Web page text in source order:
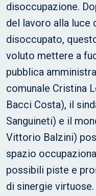
disoccupazione.
del lavoro alla luce
disoccupato,
voluto mettere a
pubblica
comunale Cristina
Bacci Costa), il
Sanguineti) e il
Vittorio Balzini)
spazio
possibili piste e
di sinergie